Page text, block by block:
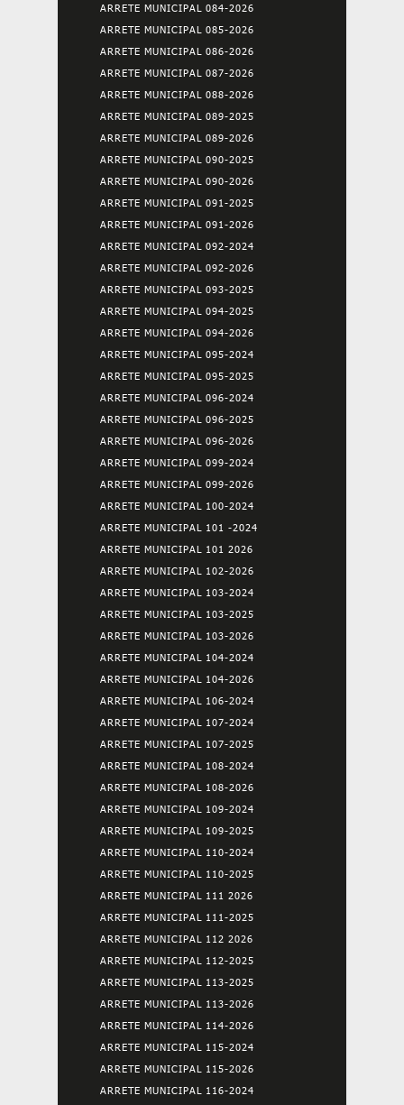
ARRETE MUNICIPAL 084-2026
ARRETE MUNICIPAL 085-2026
ARRETE MUNICIPAL 086-2026
ARRETE MUNICIPAL 087-2026
ARRETE MUNICIPAL 088-2026
ARRETE MUNICIPAL 089-2025
ARRETE MUNICIPAL 089-2026
ARRETE MUNICIPAL 090-2025
ARRETE MUNICIPAL 090-2026
ARRETE MUNICIPAL 091-2025
ARRETE MUNICIPAL 091-2026
ARRETE MUNICIPAL 092-2024
ARRETE MUNICIPAL 092-2026
ARRETE MUNICIPAL 093-2025
ARRETE MUNICIPAL 094-2025
ARRETE MUNICIPAL 094-2026
ARRETE MUNICIPAL 095-2024
ARRETE MUNICIPAL 095-2025
ARRETE MUNICIPAL 096-2024
ARRETE MUNICIPAL 096-2025
ARRETE MUNICIPAL 096-2026
ARRETE MUNICIPAL 099-2024
ARRETE MUNICIPAL 099-2026
ARRETE MUNICIPAL 100-2024
ARRETE MUNICIPAL 101 -2024
ARRETE MUNICIPAL 101 2026
ARRETE MUNICIPAL 102-2026
ARRETE MUNICIPAL 103-2024
ARRETE MUNICIPAL 103-2025
ARRETE MUNICIPAL 103-2026
ARRETE MUNICIPAL 104-2024
ARRETE MUNICIPAL 104-2026
ARRETE MUNICIPAL 106-2024
ARRETE MUNICIPAL 107-2024
ARRETE MUNICIPAL 107-2025
ARRETE MUNICIPAL 108-2024
ARRETE MUNICIPAL 108-2026
ARRETE MUNICIPAL 109-2024
ARRETE MUNICIPAL 109-2025
ARRETE MUNICIPAL 110-2024
ARRETE MUNICIPAL 110-2025
ARRETE MUNICIPAL 111 2026
ARRETE MUNICIPAL 111-2025
ARRETE MUNICIPAL 112 2026
ARRETE MUNICIPAL 112-2025
ARRETE MUNICIPAL 113-2025
ARRETE MUNICIPAL 113-2026
ARRETE MUNICIPAL 114-2026
ARRETE MUNICIPAL 115-2024
ARRETE MUNICIPAL 115-2026
ARRETE MUNICIPAL 116-2024